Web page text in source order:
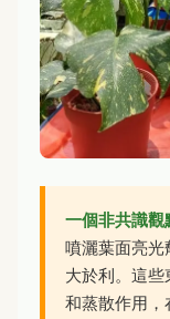
一個非共識觀
噴灑葉面亮
大於利。這
和蒸散作用，